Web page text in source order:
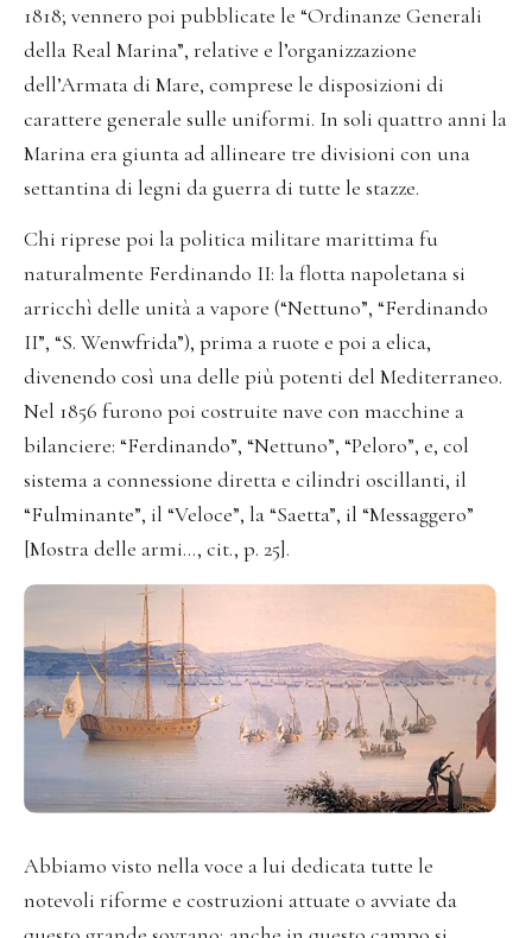
1818; vennero poi pubblicate le “Ordinanze Generali
della Real Marina”, relative e l’organizzazione
dell’Armata di Mare, comprese le disposizioni di
carattere generale sulle uniformi. In soli quattro anni la
Marina era giunta ad allineare tre divisioni con una
settantina di legni da guerra di tutte le stazze.
Chi riprese poi la politica militare marittima fu
naturalmente Ferdinando II: la flotta napoletana si
arricchì delle unità a vapore (“Nettuno”, “Ferdinando
II”, “S. Wenwfrida”), prima a ruote e poi a elica,
divenendo così una delle più potenti del Mediterraneo.
Nel 1856 furono poi costruite nave con macchine a
bilanciere: “Ferdinando”, “Nettuno”, “Peloro”, e, col
sistema a connessione diretta e cilindri oscillanti, il
“Fulminante”, il “Veloce”, la “Saetta”, il “Messaggero”
[Mostra delle armi…, cit., p. 25].
Abbiamo visto nella voce a lui dedicata tutte le
notevoli riforme e costruzioni attuate o avviate da